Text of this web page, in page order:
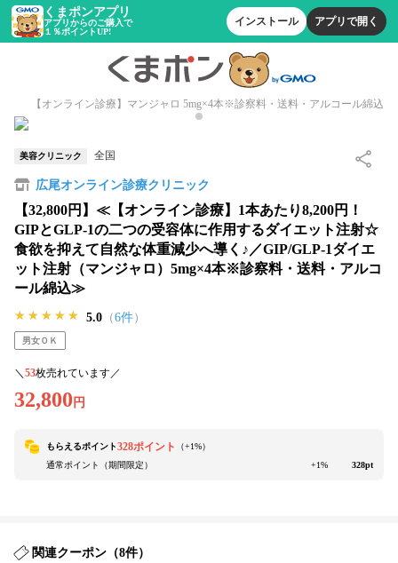
くまポンアプリ
アプリからのご購入で
１％ポイントUP!
インストール アプリで開く
【オンライン診療】マンジャロ 5mg×4本※診察料・送料・アルコール綿込
美容クリニック 全国
広尾オンライン診療クリニック
【32,800円】≪【オンライン診療】1本あたり8,200円！
GIPとGLP-1の二つの受容体に作用するダイエット注射☆
食欲を抑えて自然な体重減少へ導く♪／GIP/GLP-1ダイエ
ット注射（マンジャロ）5mg×4本※診察料・送料・アルコ
ール綿込≫
★★★★★
★★★★★
★★★★★ 5.0 （6件）
男女ＯＫ
＼ 53枚売れています／
32,800 円
もらえるポイント328ポイント （+1%）
通常ポイント（期間限定）
+1% 328pt
関連クーポン（8件）